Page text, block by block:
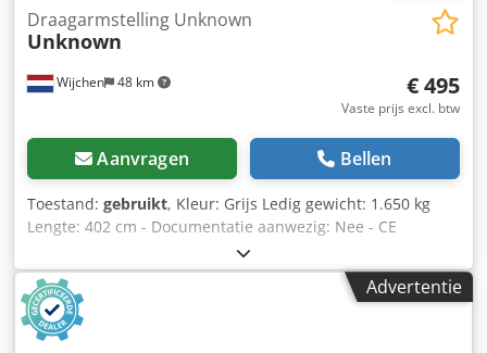
Wijchen 48 km
Draagarmstelling Unknown
Unknown
€ 495
Vaste prijs excl. btw
Aanvragen Bellen
Toestand: gebruikt, Kleur: Grijs Ledig gewicht: 1.650 kg
Lengte: 402 cm - Documentatie aanwezig: Nee - CE
certificaat aanwezig: Nee - Soort stelling: Dubbel - Aantal
staanders [st.]: 11 - Aantal liggers [st.]: 44 -
Draagvermogen per staander totaal [kg]: 4000 -
Draagvermogen per ligger [kg]: 1000 - Arm lengte [mm]:
1220 - Hoogte staander [mm]: 4020 - Lengte voet [mm]:
Advertentie